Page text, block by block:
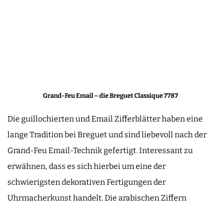
Grand-Feu Email – die Breguet Classique 7787
Die guillochierten und Email Zifferblätter haben eine
lange Tradition bei Breguet und sind liebevoll nach der
Grand-Feu Email-Technik gefertigt. Interessant zu
erwähnen, dass es sich hierbei um eine der
schwierigsten dekorativen Fertigungen der
Uhrmacherkunst handelt. Die arabischen Ziffern